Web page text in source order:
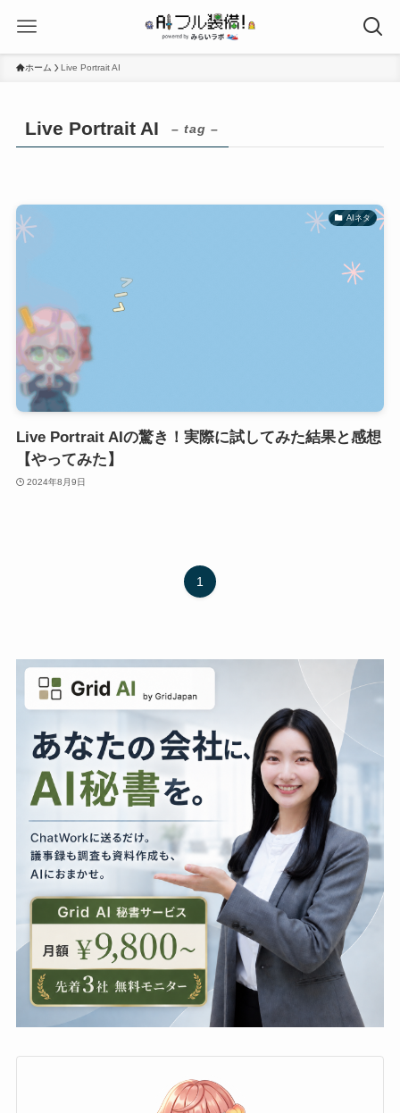
ホーム Live Portrait AI
Live Portrait AI – tag –
AIネタ
Live Portrait AIの驚き！実際に試してみた結果と感想
【やってみた】
2024年8月9日
1